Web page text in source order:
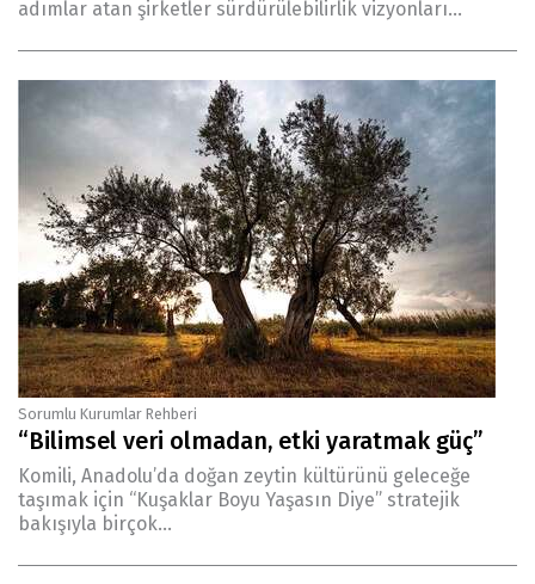
adımlar atan şirketler sürdürülebilirlik vizyonları...
Sorumlu Kurumlar Rehberi
“Bilimsel veri olmadan, etki yaratmak güç”
Komili, Anadolu’da doğan zeytin kültürünü geleceğe
taşımak için “Kuşaklar Boyu Yaşasın Diye” stratejik
bakışıyla birçok...